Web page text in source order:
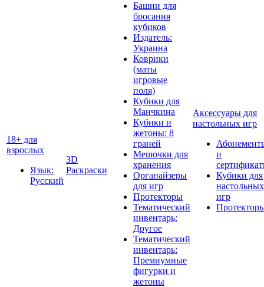
18+ для
взрослых
Язык:
Русский
3D
Раскраски
Башни для
бросания
кубиков
Издатель:
Украина
Коврики
(маты
игровые
поля)
Кубики для
Манчкина
Кубики и
жетоны: 8
граней
Мешочки для
хранения
Органайзеры
для игр
Протекторы
Тематический
инвентарь:
Другое
Тематический
инвентарь:
Премиумные
фигурки и
жетоны
Аксессуары для
настольных игр
и
Кубики для
настольных
игр